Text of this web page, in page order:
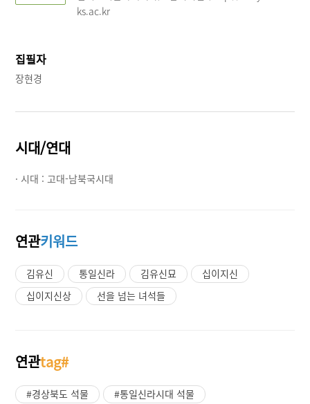
ks.ac.kr
집필자
장현경
시대/연대
· 시대 :고대-남북국시대
연관키워드
김유신 통일신라 김유신묘
십이지신
십이지신상
선을 넘는 녀석들
연관tag#
#경상북도 석물
#통일신라시대 석물